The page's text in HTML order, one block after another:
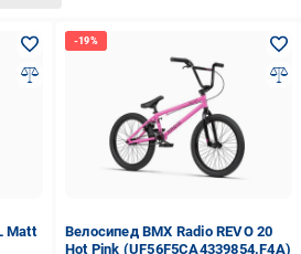
Matt
Велосипед BMX Radio REVO 20
Hot Pink (UF56F5CA4339854.F4A)